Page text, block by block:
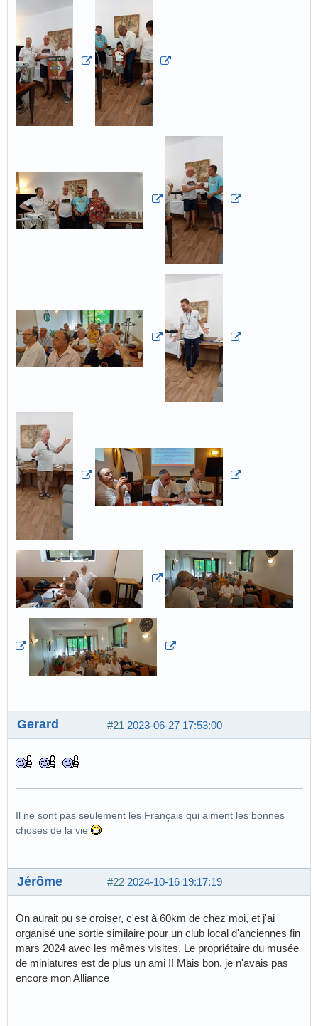
#21 2023-06-27 17:53:00
Gerard
Il ne sont pas seulement les Français qui aiment les bonnes
choses de la vie
#22 2024-10-16 19:17:19
Jérôme
On aurait pu se croiser, c'est à 60km de chez moi, et j'ai
organisé une sortie similaire pour un club local d'anciennes fin
mars 2024 avec les mêmes visites. Le propriétaire du musée
de miniatures est de plus un ami !! Mais bon, je n'avais pas
encore mon Alliance